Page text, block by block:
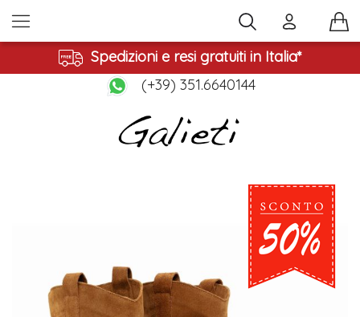
Spedizioni e resi gratuiti in Italia*
(+39) 351.6640144
immagini